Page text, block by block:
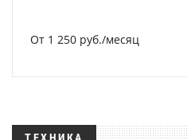
От 1 250 руб./месяц